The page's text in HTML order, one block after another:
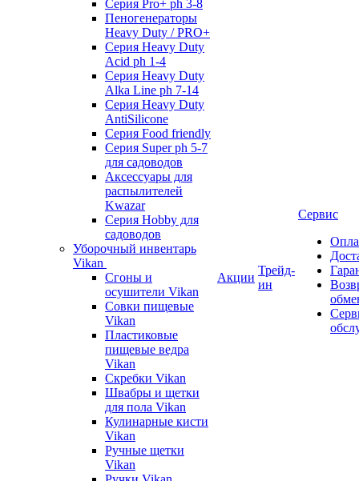
Серия Pro+ ph 3-8
Пеногенераторы
Heavy Duty / PRO+
Серия Heavy Duty
Acid ph 1-4
Серия Heavy Duty
Alka Line ph 7-14
Серия Heavy Duty
AntiSilicone
Серия Food friendly
Серия Super ph 5-7
для садоводов
Аксессуары для
распылителей
Kwazar
Серия Hobby для
садоводов
Уборочный инвентарь
Vikan
Сгоны и
осушители Vikan
Совки пищевые
Vikan
Пластиковые
пищевые ведра
Vikan
Скребки Vikan
Швабры и щетки
для пола Vikan
Кулинарные кисти
Vikan
Ручные щетки
Vikan
Акции
Трейд-
ин
Сервис